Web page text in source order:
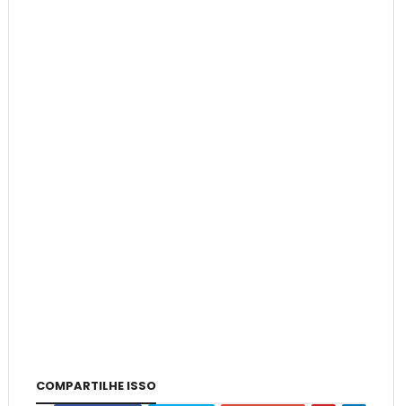
COMPARTILHE ISSO